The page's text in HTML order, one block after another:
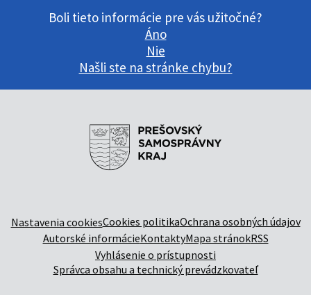
Boli tieto informácie pre vás užitočné?
Áno
Nie
Našli ste na stránke chybu?
Nastavenia cookiesCookies politikaOchrana osobných údajov
Autorské informácieKontaktyMapa stránokRSS
Vyhlásenie o prístupnosti
Správca obsahu a technický prevádzkovateľ